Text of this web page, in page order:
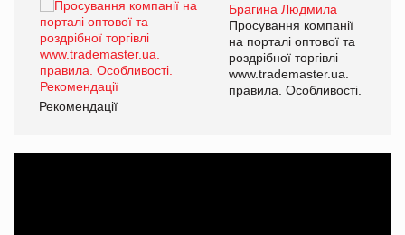
Брагина Людмила
Просування компанії
на порталі оптової та
роздрібної торгівлі
www.trademaster.ua.
правила. Особливості.
Рекомендації